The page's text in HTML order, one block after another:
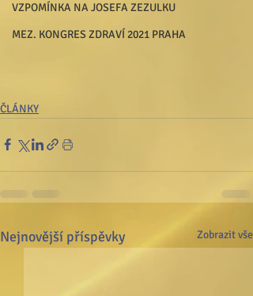
VZPOMÍNKA NA JOSEFA ZEZULKU
MEZ. KONGRES ZDRAVÍ 2021 PRAHA
ČLÁNKY
Nejnovější příspěvky Zobrazit vše